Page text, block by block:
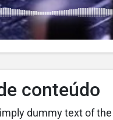
conteúdo
dummy text of